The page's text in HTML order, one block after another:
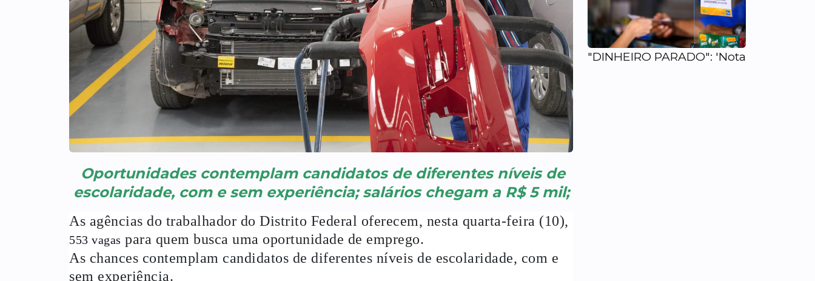
Oportunidades contemplam candidatos de diferentes níveis de
escolaridade, com e sem experiência; salários chegam a R$ 5 mil;
As agências do trabalhador do Distrito Federal oferecem, nesta quarta-feira (10),
553 vagas para quem busca uma oportunidade de emprego.
As chances contemplam candidatos de diferentes níveis de escolaridade, com e
sem experiência.
"DINHEIRO PARADO": 'Nota Legal'